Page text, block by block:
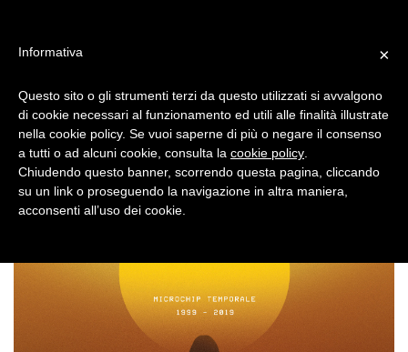
×
Informativa
Questo sito o gli strumenti terzi da questo utilizzati si avvalgono
di cookie necessari al funzionamento ed utili alle finalità illustrate
nella cookie policy. Se vuoi saperne di più o negare il consenso
a tutti o ad alcuni cookie, consulta la cookie policy
Chiudendo questo banner, scorrendo questa pagina, cliccando
su un link o proseguendo la navigazione in altra maniera,
acconsenti all’uso dei cookie.